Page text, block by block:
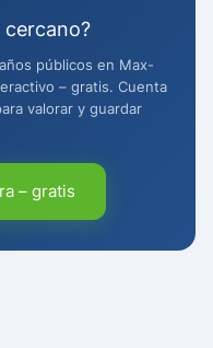
cercano?
públicos en Max-
– gratis. Cuenta
valorar y guardar
– gratis